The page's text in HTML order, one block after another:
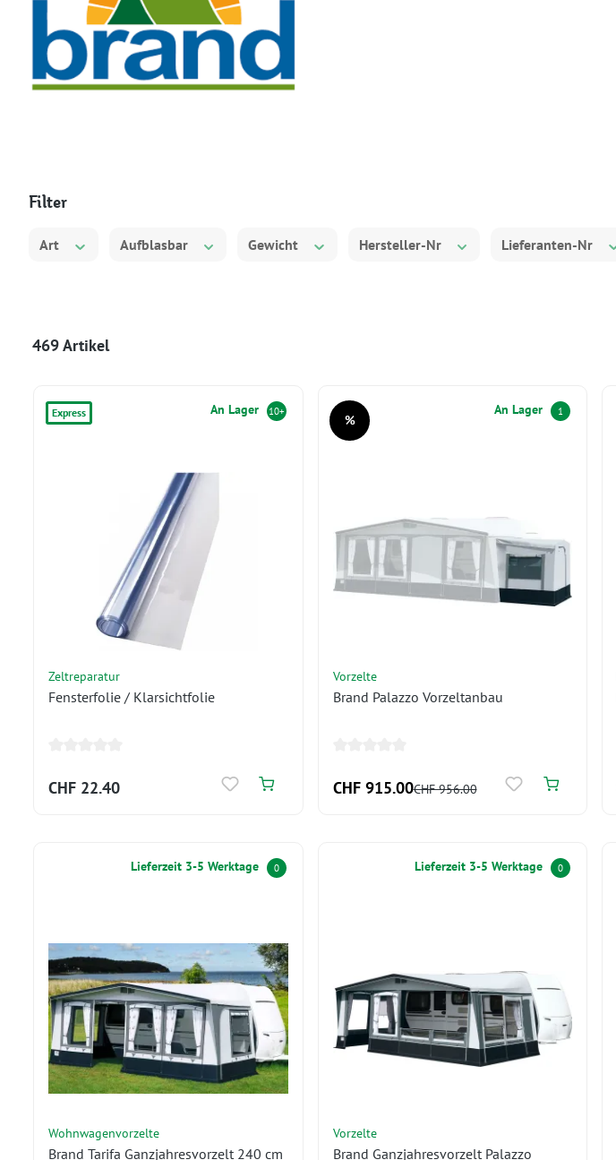
Filter
Art Aufblasbar Gewicht Hersteller-Nr Lieferanten-Nr
469 Artikel
Express An Lager 10+
Zeltreparatur
Fensterfolie / Klarsichtfolie
CHF 22.40
Rabatt
%
An Lager 1
Vorzelte
Brand Palazzo Vorzeltanbau
CHF 915.00CHF 956.00
Lieferzeit 3-5 Werktage 0
Wohnwagenvorzelte
Brand Tarifa Ganzjahresvorzelt 240 cm
Lieferzeit 3-5 Werktage 0
Vorzelte
Brand Ganzjahresvorzelt Palazzo